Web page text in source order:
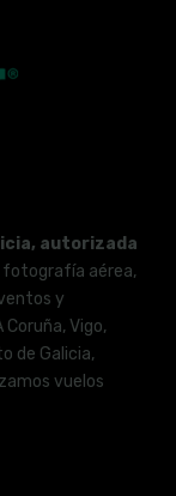
autorizada
fotografía aérea,
y
Vigo,
de Galicia,
vuelos